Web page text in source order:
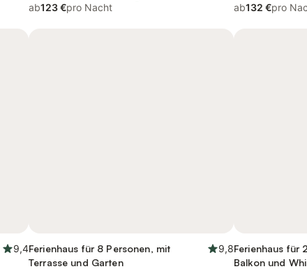
ab123 €pro Nacht
ab132 €pro
9,4Ferienhaus für 8 Personen, mit
Terrasse und Garten
9,8Ferienhaus für
Balkon und